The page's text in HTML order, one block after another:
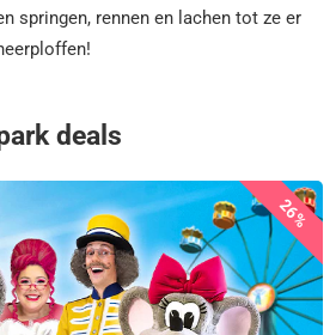
springen, rennen en lachen tot ze er
deals
26%